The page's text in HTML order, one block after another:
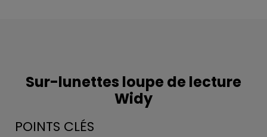
Sur-lunettes loupe de lecture
Widy
POINTS CLÉS